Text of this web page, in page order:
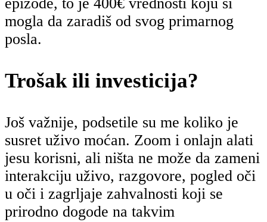
mogla da zaradiš od svog primarnog
posla.
Trošak ili investicija?
Još važnije, podsetile su me koliko je
susret uživo moćan. Zoom i onlajn alati
jesu korisni, ali ništa ne može da zameni
interakciju uživo, razgovore, pogled oči
u oči i zagrljaje zahvalnosti koji se
prirodno dogode na takvim